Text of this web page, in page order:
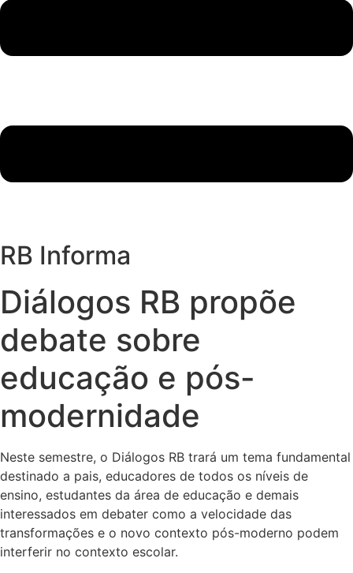
RB Informa
Diálogos RB propõe
debate sobre
educação e pós-
modernidade
Neste semestre, o Diálogos RB trará um tema fundamental
destinado a pais, educadores de todos os níveis de
ensino, estudantes da área de educação e demais
interessados em debater como a velocidade das
transformações e o novo contexto pós-moderno podem
interferir no contexto escolar.